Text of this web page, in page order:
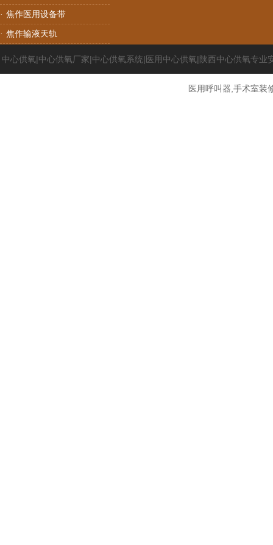
· 焦作医用设备带
· 焦作输液天轨
中心供氧|中心供氧厂家|中心供氧系统|医用中心供氧|陕西中心供氧专业
医用呼叫器,手术室装